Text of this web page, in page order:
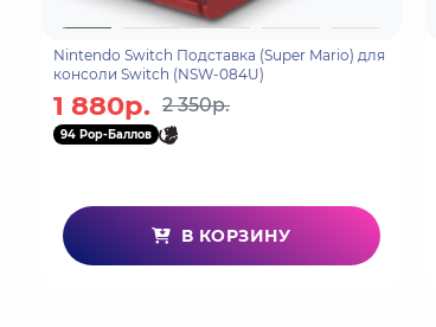
Nintendo Switch Подставка (Super Mario) для
консоли Switch (NSW-084U)
1 880р. 2 350р.
94 Pop-Баллов
В КОРЗИНУ